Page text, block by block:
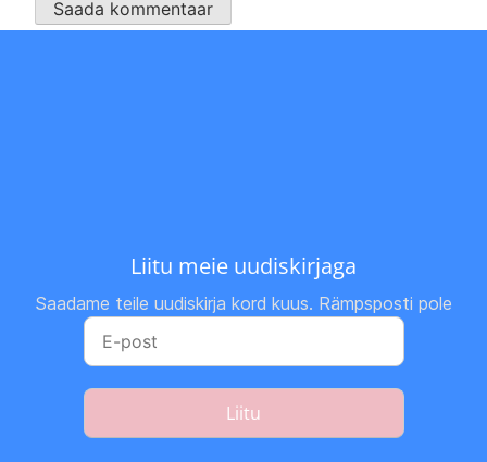
Liitu meie uudiskirjaga
Saadame teile uudiskirja kord kuus. Rämpsposti pole
Liitu